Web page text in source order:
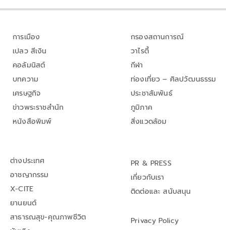
การเมือง
เปลว สีเงิน
คอลัมนิสต์
บทความ
เศรษฐกิจ
ข่าวพระราชสำนัก
หนังสือพิมพ์
กรองสถานการณ์
วาไรตี้
กีฬา
ท่องเที่ยว – ศิลปวัฒนธรรม
ประชาสัมพันธ์
ภูมิภาค
สิ่งแวดล้อม
ต่างประเทศ
อาชญากรรม
X-CITE
ยานยนต์
สาธารณสุข-คุณภาพชีวิต
PR & PRESS
เกี่ยวกับเรา
ติดต่อและ สนับสนุน
Privacy Policy